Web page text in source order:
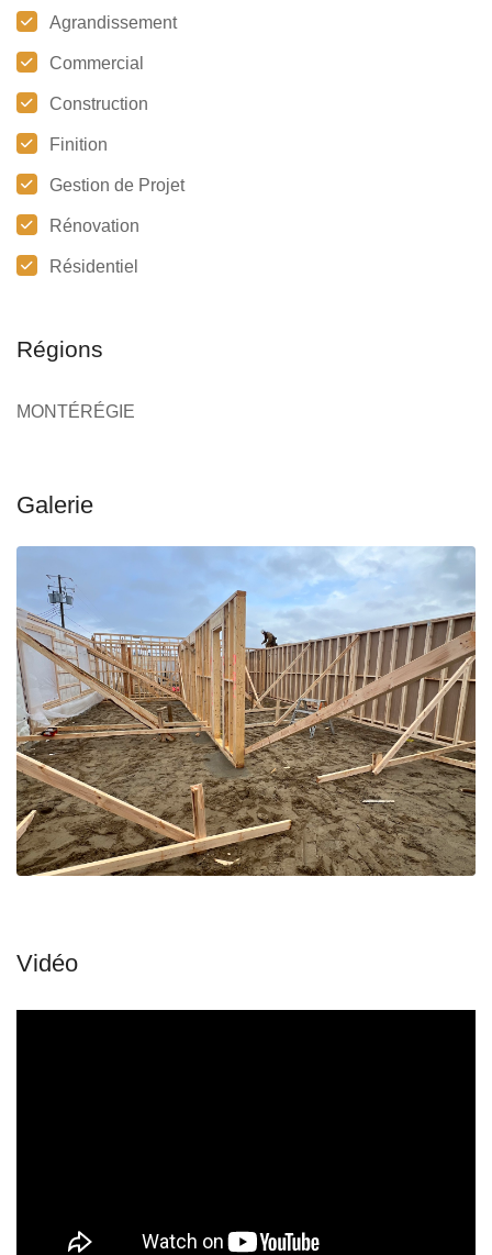
Agrandissement
Commercial
Construction
Finition
Gestion de Projet
Rénovation
Résidentiel
Régions
MONTÉRÉGIE